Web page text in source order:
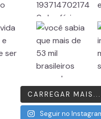
CARREGAR MAIS...
Seguir no